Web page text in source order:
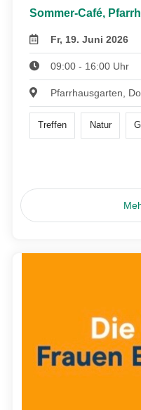
Sommer-Café,
Fr, 19. Juni 2026
09:00 - 16:00 Uhr
Pfarrhausgarten,
Treffen Natur